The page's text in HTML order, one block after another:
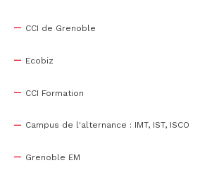
CCI de Grenoble
Ecobiz
CCI Formation
Campus de l'alternance : IMT, IST, ISCO
Grenoble EM